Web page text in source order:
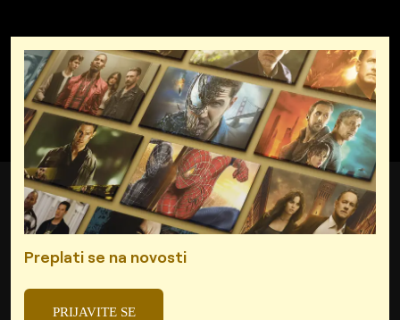
Preplati se na novosti
PRIJAVITE SE